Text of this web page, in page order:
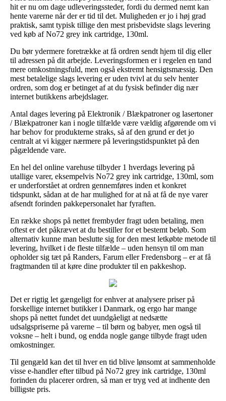
hit er nu om dage udleveringssteder, fordi du dermed nemt kan
hente varerne når der er tid til det. Muligheden er jo i høj grad
praktisk, samt typisk tillige den mest prisbevidste slags levering
ved køb af No72 grey ink cartridge, 130ml.
Du bør ydermere foretrække at få ordren sendt hjem til dig eller
til adressen på dit arbejde. Leveringsformen er i regelen en tand
mere omkostningsfuld, men også ekstremt hensigtsmæssig. Den
mest betalelige slags levering er uden tvivl at du selv henter
ordren, som dog er betinget af at du fysisk befinder dig nær
internet butikkens arbejdslager.
Antal dages levering på Elektronik / Blækpatroner og lasertoner
/ Blækpatroner kan i nogle tilfælde være vældig afgørende om vi
har behov for produkterne straks, så af den grund er det jo
centralt at vi kigger nærmere på leveringstidspunktet på den
pågældende vare.
En hel del online varehuse tilbyder 1 hverdags levering på
utallige varer, eksempelvis No72 grey ink cartridge, 130ml, som
er underforstået at ordren gennemføres inden et konkret
tidspunkt, sådan at de har mulighed for at nå at få de nye varer
afsendt forinden pakkepersonalet har fyraften.
En række shops på nettet frembyder fragt uden betaling, men
oftest er det påkrævet at du bestiller for et bestemt beløb. Som
alternativ kunne man beslutte sig for den mest letkøbte metode til
levering, hvilket i de fleste tilfælde – uden hensyn til om man
opholder sig tæt på Randers, Farum eller Fredensborg – er at få
fragtmanden til at køre dine produkter til en pakkeshop.
Det er rigtig let gængeligt for enhver at analysere priser på
forskellige internet butikker i Danmark, og ergo har mange
shops på nettet fundet det uundgåeligt at nedsætte
udsalgspriserne på varerne – til børn og babyer, men også til
voksne – helt i bund, og endda nogle gange tilbyde fragt uden
omkostninger.
Til gengæld kan det til hver en tid blive lønsomt at sammenholde
visse e-handler efter tilbud på No72 grey ink cartridge, 130ml
forinden du placerer ordren, så man er tryg ved at indhente den
billigste pris.